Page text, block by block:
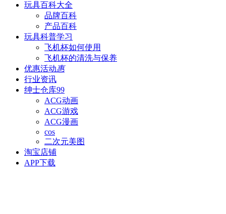
玩具百科大全
品牌百科
产品百科
玩具科普学习
飞机杯如何使用
飞机杯的清洗与保养
优惠活动惠
行业资讯
绅士仓库99
ACG动画
ACG游戏
ACG漫画
cos
二次元美图
淘宝店铺
APP下载